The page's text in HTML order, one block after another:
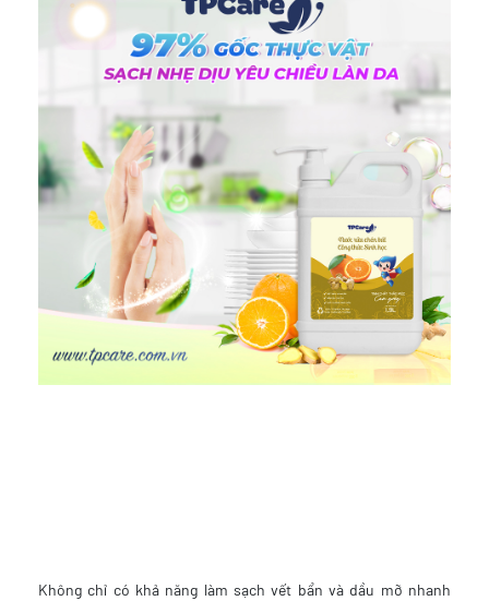
Không chỉ có khả năng làm sạch vết bẩn và dầu mỡ nhanh